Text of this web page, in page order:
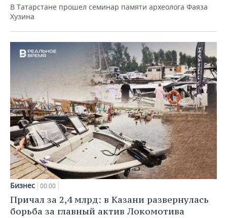
В Татарстане прошел семинар памяти археолога Фаяза
Хузина
Бизнес 00:00
Причал за 2,4 млрд: в Казани развернулась
борьба за главный актив Локомотива